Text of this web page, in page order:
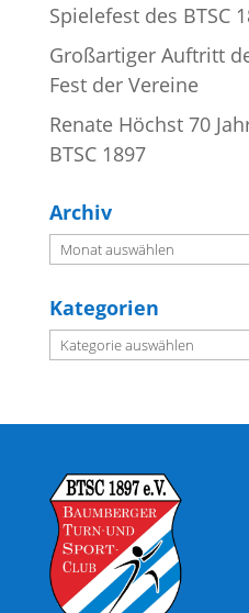
Spielefest des BTSC
Großartiger Auftritt
Fest der Vereine
Renate Höchst 70
BTSC 1897
Archiv
Archiv
Kategorien
Kategorien